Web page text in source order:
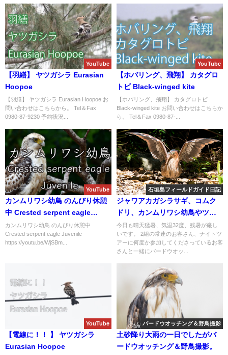
YouTube
【羽繕】 ヤツガシラ Eurasian
Hoopoe
【羽繕】 ヤツガシラ Eurasian Hoopoe お
問い合わせはこちらから。 Tel＆Fax
0980-87-9230 予約状況...
YouTube
【ホバリング、飛翔】 カタグロ
トビ Black-winged kite
【ホバリング、飛翔】 カタグロトビ
Black-winged kite お問い合わせはこちらか
ら。 Tel＆Fax 0980-87-...
YouTube
カンムリワシ幼鳥 のんびり休憩
中 Crested serpent eagle
Juvenile
カンムリワシ幼鳥 のんびり休憩中
Crested serpent eagle Juvenile
https://youtu.be/WjSBm...
石垣島フィールドガイド日記
ジャワアカガシラサギ、コムク
ドリ、カンムリワシ幼鳥やツバ
メチドリ等など盛り沢山のバー
ドウオッチング＆野鳥撮影ガイ
ド。
今日も晴天猛暑、気温32度、残暑が厳し
いです。 2組の常連のお客さん、ナイトツ
アーに何度か参加してくださっているお客
さんと一緒にバードウオッ...
YouTube
【電線に！！ 】 ヤツガシラ
Eurasian Hoopoe
バードウオッチング＆野鳥撮影
土砂降り大雨の一日でしたがバ
ードウオッチング＆野鳥撮影。